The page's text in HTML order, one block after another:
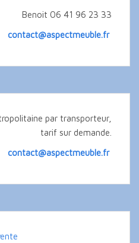
Benoit 06 41 96 23 33
contact@aspectmeuble.fr
par transporteur,
tarif sur demande.
contact@aspectmeuble.fr